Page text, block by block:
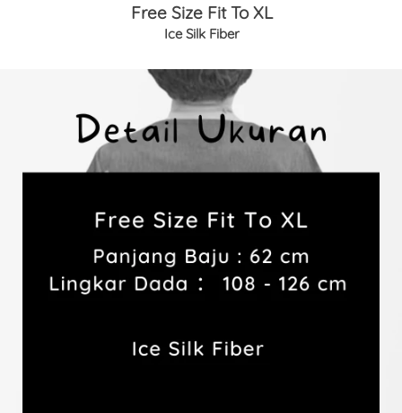
Free Size Fit To XL
Ice Silk Fiber